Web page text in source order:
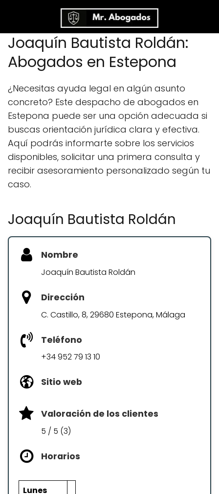
Joaquín Bautista Roldán:
Abogados en Estepona
¿Necesitas ayuda legal en algún asunto
concreto? Este despacho de abogados en
Estepona puede ser una opción adecuada si
buscas orientación jurídica clara y efectiva.
Aquí podrás informarte sobre los servicios
disponibles, solicitar una primera consulta y
recibir asesoramiento personalizado según tu
caso.
Joaquín Bautista Roldán
Nombre
Joaquín Bautista Roldán
Dirección
C. Castillo, 8, 29680 Estepona, Málaga
Teléfono
+34 952 79 13 10
Sitio web
Valoración de los clientes
5 / 5 (3)
Horarios
Lunes